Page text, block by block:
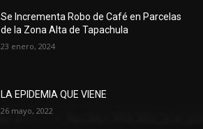
Se Incrementa Robo de Café en Parcelas
de la Zona Alta de Tapachula
23 enero, 2024
LA EPIDEMIA QUE VIENE
26 mayo, 2022